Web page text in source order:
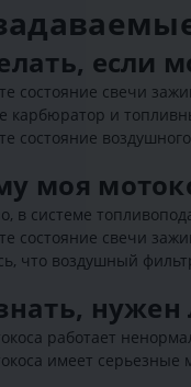
если
состояние свечи
карбюратор и
состояние
моя
в системе
состояние свечи
что воздушный
работает
имеет серьезные